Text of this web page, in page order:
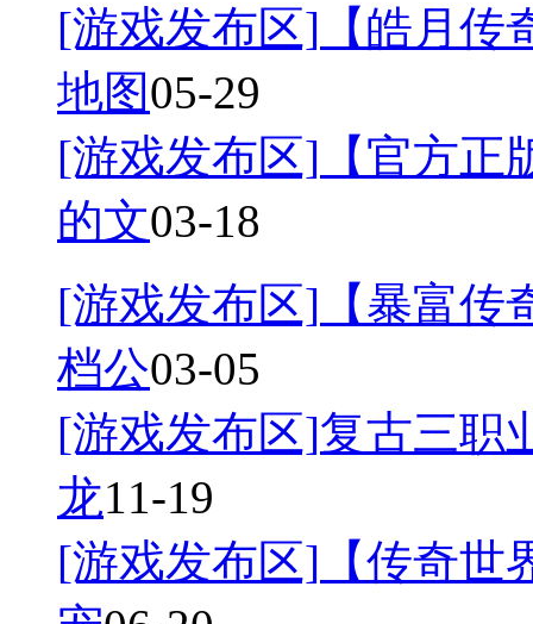
[游戏发布区] 【皓月
地图05-29
[游戏发布区] 【官方
的文03-18
[游戏发布区] 【暴富
档公03-05
[游戏发布区]复古三职
龙11-19
[游戏发布区] 【传奇